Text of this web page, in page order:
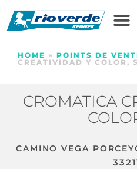
HOME » POINTS DE
CREATIVIDAD Y COLOR,
CROMATICA
CAMINO VEGA